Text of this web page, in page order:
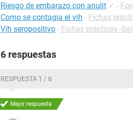
Riesgo de embarazo con anulit ✓ -
Como se contagia el vih - Fichas
Vih seropositivo - Fichas prácticas -
6 respuestas
RESPUESTA 1 / 6
Mejor respuesta